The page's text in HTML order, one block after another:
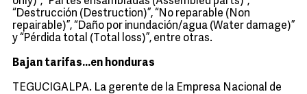
“Destrucción (Destruction)”, “No reparable (Non
repairable)”, “Daño por inundación/agua (Water damage)”
y “Pérdida total (Total loss)”, entre otras.
Bajan tarifas...en honduras
TEGUCIGALPA. La gerente de la Empresa Nacional de